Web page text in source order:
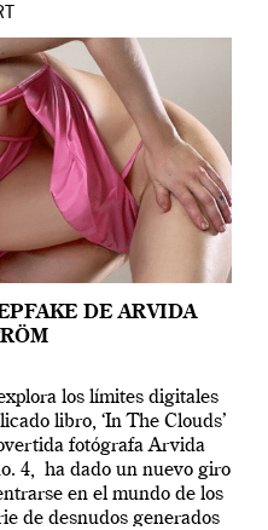
DE ARVIDA
los límites digitales
libro, ‘In The Clouds’
fotógrafa Arvida
4, ha dado un nuevo giro
en el mundo de los
de desnudos generados